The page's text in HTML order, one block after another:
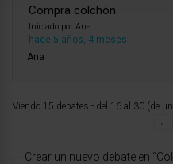
Compra colchón
Iniciado por:Ana
hace 5 años, 4 meses
Ana
Viendo 15 debates - del 16 al 30 (de
←
Crear un nuevo debate en